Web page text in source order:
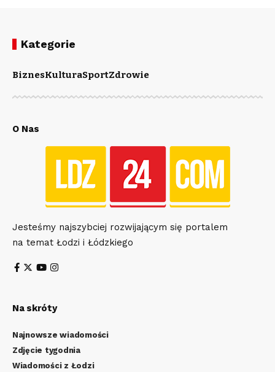
Kategorie
BiznesKulturaSportZdrowie
O Nas
Jesteśmy najszybciej rozwijającym się portalem
na temat Łodzi i Łódzkiego
Na skróty
Najnowsze wiadomości
Zdjęcie tygodnia
Wiadomości z Łodzi